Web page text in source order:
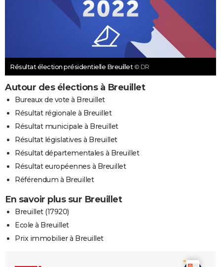
Résultat élection présidentielle Breuillet © DR
Autour des élections à Breuillet
Bureaux de vote à Breuillet
Résultat régionale à Breuillet
Résultat municipale à Breuillet
Résultat législatives à Breuillet
Résultat départementales à Breuillet
Résultat européennes à Breuillet
Référendum à Breuillet
En savoir plus sur Breuillet
Breuillet (17920)
Ecole à Breuillet
Prix immobilier à Breuillet